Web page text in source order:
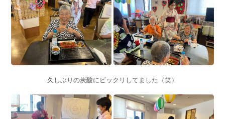
久しぶりの炭酸にビックリしてました（笑）